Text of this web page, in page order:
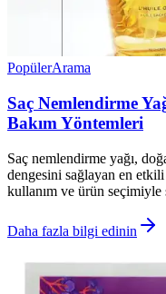
PopülerArama
Saç Nemlendirme
Bakım Yöntemleri
Saç nemlendirme yağı,
dengesini sağlayan en
kullanım ve ürün seçimiyle
Daha fazla bilgi edinin